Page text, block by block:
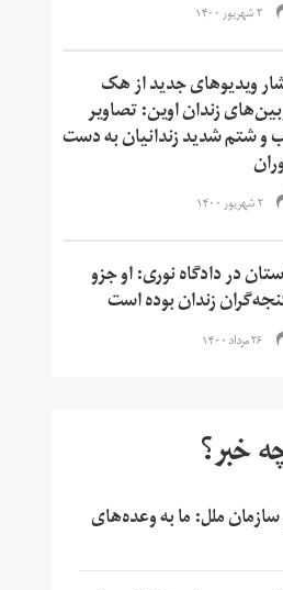
۳ شهریور ۱۴۰۰
ویدیوهای جدید از هک
زندان اوین: تصاویر
و شتم شدید زندانیان به دست
۲ شهریور ۱۴۰۰
در دادگاه نوری: او جزو
زندان بوده است
۲۶ مرداد ۱۴۰۰
خبر؟
ملل: ما به وعده‌های